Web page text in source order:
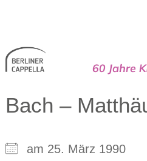
Bach –
am 25. März 1990